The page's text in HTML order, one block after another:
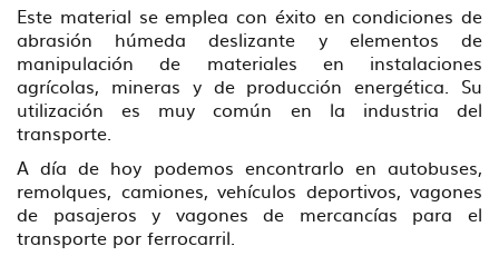
Este material se emplea con éxito en condiciones de
abrasión húmeda deslizante y elementos de
manipulación de materiales en instalaciones
agrícolas, mineras y de producción energética. Su
utilización es muy común en la industria del
transporte.
A día de hoy podemos encontrarlo en autobuses,
remolques, camiones, vehículos deportivos, vagones
de pasajeros y vagones de mercancías para el
transporte por ferrocarril.